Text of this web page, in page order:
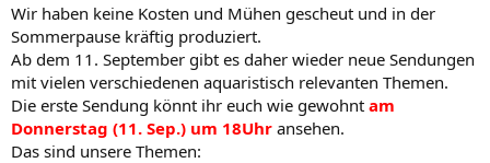
Wir haben keine Kosten und Mühen gescheut und in der
Sommerpause kräftig produziert.
Ab dem 11. September gibt es daher wieder neue Sendungen
mit vielen verschiedenen aquaristisch relevanten Themen.
Die erste Sendung könnt ihr euch wie gewohnt am
Donnerstag (11. Sep.) um 18Uhr ansehen.
Das sind unsere Themen: